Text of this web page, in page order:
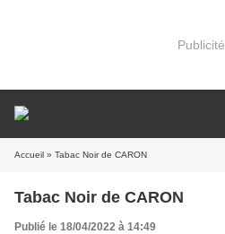
Publicité
Accueil » Tabac Noir de CARON
Tabac Noir de CARON
Publié le 18/04/2022 à 14:49